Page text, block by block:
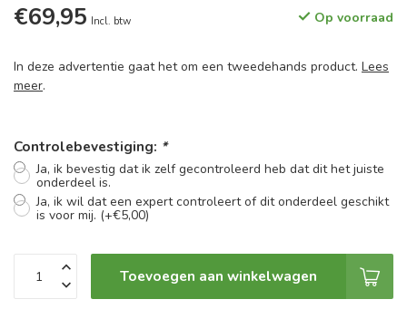
€69,95 Incl. btw Op voorraad
In deze advertentie gaat het om een tweedehands product. Lees
meer.
Controlebevestiging: *
Ja, ik bevestig dat ik zelf gecontroleerd heb dat dit het juiste
onderdeel is.
Ja, ik wil dat een expert controleert of dit onderdeel geschikt
is voor mij. (+€5,00)
Toevoegen aan winkelwagen